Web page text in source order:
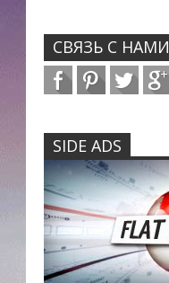
СВЯЗЬ С НАМИ
SIDE ADS